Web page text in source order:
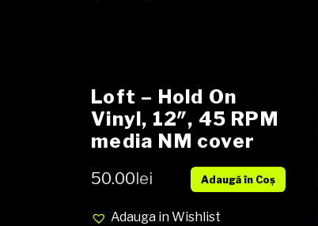
Loft – Hold On
Vinyl, 12″, 45 RPM
media NM cover
50.00lei Adaugă în Coș
Adauga in Wishlist